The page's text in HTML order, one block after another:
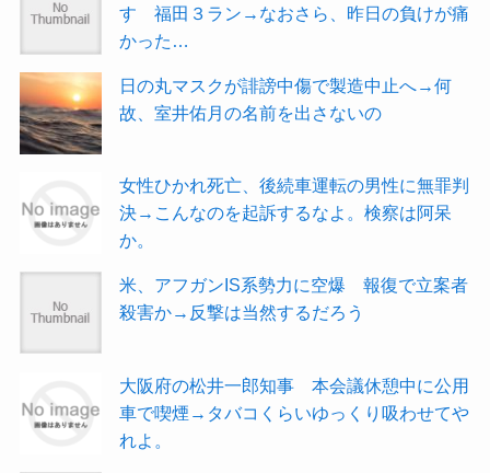
す 福田３ラン→なおさら、昨日の負けが痛
かった…
日の丸マスクが誹謗中傷で製造中止へ→何
故、室井佑月の名前を出さないの
女性ひかれ死亡、後続車運転の男性に無罪判
決→こんなのを起訴するなよ。検察は阿呆
か。
米、アフガンIS系勢力に空爆 報復で立案者
殺害か→反撃は当然するだろう
大阪府の松井一郎知事 本会議休憩中に公用
車で喫煙→タバコくらいゆっくり吸わせてや
れよ。